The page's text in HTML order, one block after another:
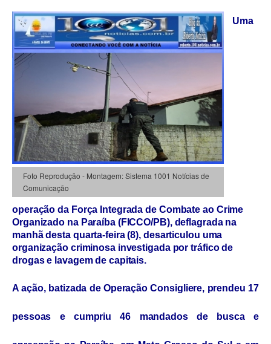
Foto Reprodução - Montagem: Sistema 1001 Notícias de
Comunicação
Uma
operação da Força Integrada de Combate ao Crime
Organizado na Paraíba (FICCO/PB), deflagrada na
manhã desta quarta-feira (8), desarticulou uma
organização criminosa investigada por tráfico de
drogas e lavagem de capitais.
A ação, batizada de Operação Consigliere, prendeu 17
pessoas e cumpriu 46 mandados de busca e